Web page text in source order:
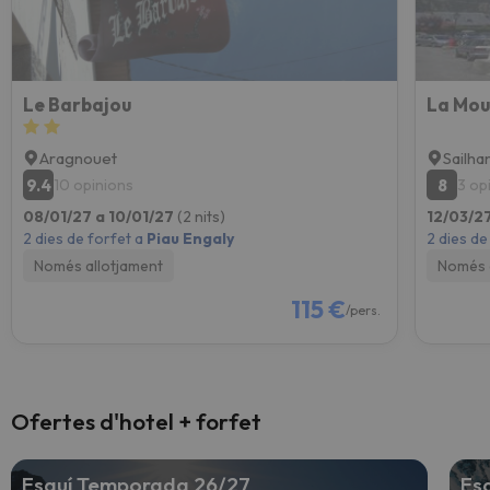
Le Barbajou
Aragnouet
9.410 opinions
08/01/27 a 10/01/27 (2 nits)
2 dies de forfet a Piau Engaly
Només allotjament
115 €/pers.
La
8
3
12/03/
2 dies
Ofertes d'hotel + forfet
Esquí Temporada 26/27